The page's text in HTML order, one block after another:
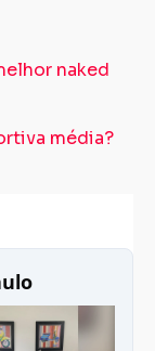
naked
média?